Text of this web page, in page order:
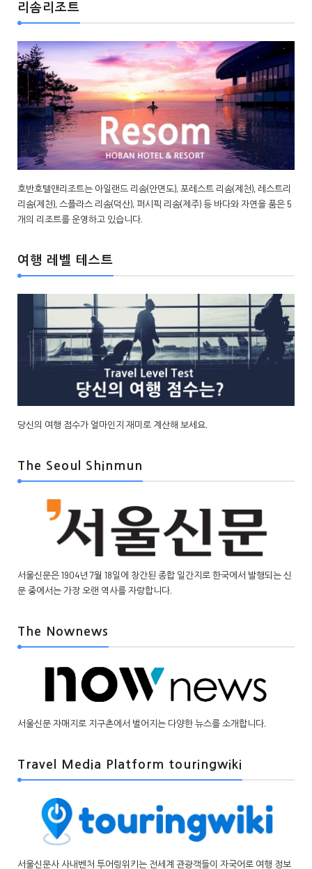
리솜리조트
호반호텔앤리조트는 아일랜드 리솜(안면도), 포레스트 리솜(제천), 레스트리
리솜(제천), 스플라스 리솜(덕산), 퍼시픽 리솜(제주) 등 바다와 자연을 품은 5
개의 리조트를 운영하고 있습니다.
여행 레벨 테스트
당신의 여행 점수가 얼마인지 재미로 계산해 보세요.
The Seoul Shinmun
서울신문은 1904년 7월 18일에 창간된 종합 일간지로 한국에서 발행되는 신
문 중에서는 가장 오랜 역사를 자랑합니다.
The Nownews
서울신문 자매지로 지구촌에서 벌어지는 다양한 뉴스를 소개합니다.
Travel Media Platform touringwiki
서울신문사 사내벤처 투어링위키는 전세계 관광객들이 자국어로 여행 정보